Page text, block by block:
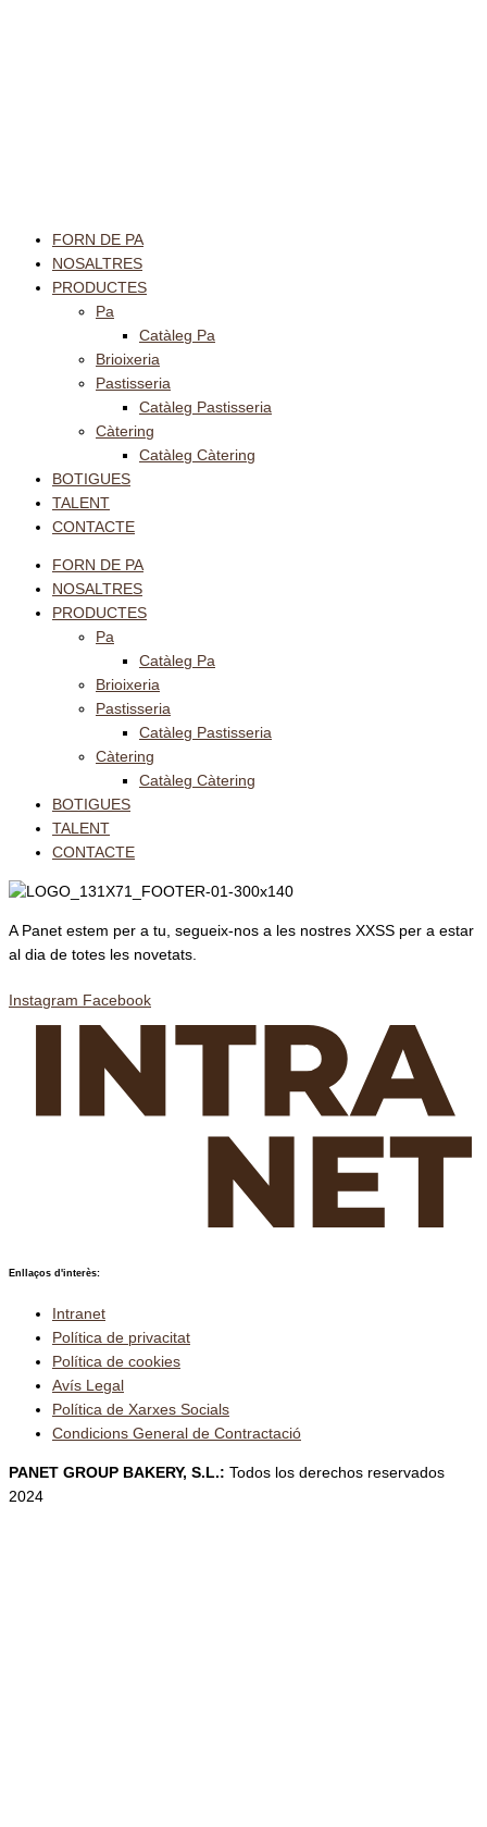
FORN DE PA
NOSALTRES
PRODUCTES
Pa
Catàleg Pa
Brioixeria
Pastisseria
Catàleg Pastisseria
Càtering
Catàleg Càtering
BOTIGUES
TALENT
CONTACTE
FORN DE PA
NOSALTRES
PRODUCTES
Pa
Catàleg Pa
Brioixeria
Pastisseria
Catàleg Pastisseria
Càtering
Catàleg Càtering
BOTIGUES
TALENT
CONTACTE
A Panet estem per a tu, segueix-nos a les nostres XXSS per a estar
al dia de totes les novetats.
Instagram Facebook
Enllaços d'interès:
Intranet
Política de privacitat
Política de cookies
Avís Legal
Política de Xarxes Socials
Condicions General de Contractació
PANET GROUP BAKERY, S.L.: Todos los derechos reservados
2024